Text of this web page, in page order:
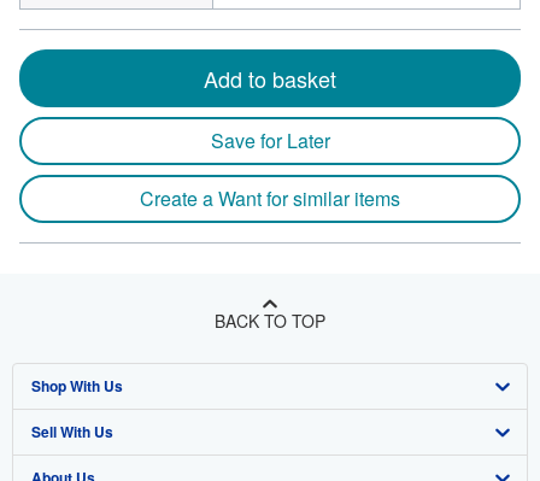
Add to basket
Save for Later
Create a Want for similar items
BACK TO TOP
Shop With Us
Advanced Search
Sell With Us